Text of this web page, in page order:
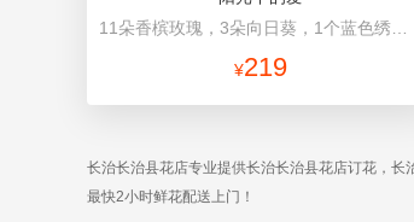
¥219
长治长治县花店专业提供长治长治县花店订花，
最快2小时鲜花配送上门！